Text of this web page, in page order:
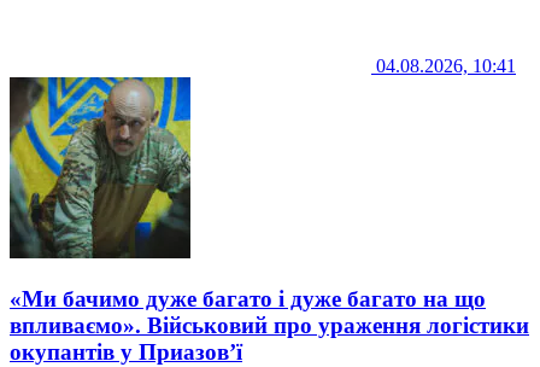
04.08.2026, 10:41
«Ми бачимо дуже багато і дуже багато на що
впливаємо». Військовий про ураження логістики
окупантів у Приазов’ї